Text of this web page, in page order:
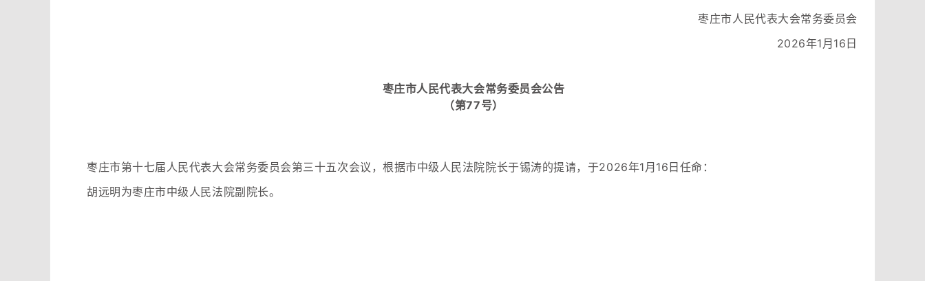
枣庄市人民代表大会常务委员会
2026年1月16日
枣庄市人民代表大会常务委员会公告
（第77号）
枣庄市第十七届人民代表大会常务委员会第三十五次会议，根据市中级人民法院院长于锡涛的提请，于2026年1月16日任命：
胡远明为枣庄市中级人民法院副院长。